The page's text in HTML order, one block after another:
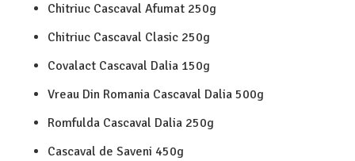
Chitriuc Cascaval Afumat 250g
Chitriuc Cascaval Clasic 250g
Covalact Cascaval Dalia 150g
Vreau Din Romania Cascaval Dalia 500g
Romfulda Cascaval Dalia 250g
Cascaval de Saveni 450g